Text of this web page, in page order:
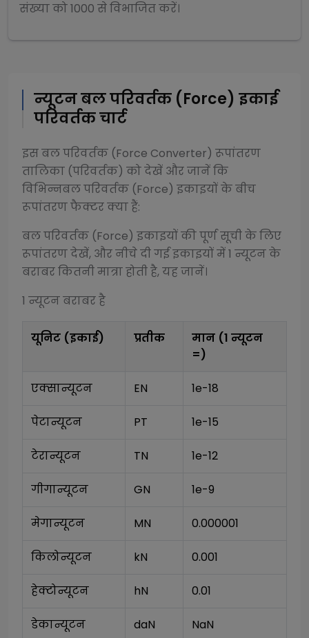
संख्या को1000 सेविभाजितकरें।
न्यूटनबल परिवर्तक (Force) इकाई
परिवर्तक चार्ट
इसबल परिवर्तक (Force Converter) रूपांतरण
तालिका (परिवर्तक) को देखें और जानें कि
विभिन्नबल परिवर्तक (Force) इकाइयों के बीच
रूपांतरण फैक्टर क्या हैं:
बल परिवर्तक (Force) इकाइयों की पूर्ण सूची के लिए
रूपांतरण देखें, और नीचे दी गई इकाइयों में 1 न्यूटनके
बराबर कितनी मात्रा होती है, यह जानें।
1 न्यूटनबराबर है
यूनिट (इकाई) प्रतीक मान (1 न्यूटन
=)
एक्सान्यूटन EN 1e-18
पेटान्यूटन PT 1e-15
टेरान्यूटन TN 1e-12
गीगान्यूटन GN 1e-9
मेगान्यूटन MN 0.000001
किलोन्यूटन kN 0.001
हेक्टोन्यूटन hN 0.01
डेकान्यूटन daN NaN